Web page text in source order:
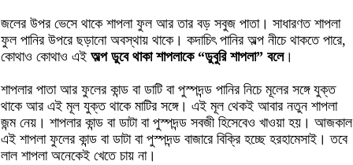
জলের উপর ভেসে থাকে শাপলা ফুল আর তার বড় সবুজ পাতা। সাধারণত শাপলা
ফুল পানির উপরে ছড়ানো অবস্থায় থাকে। কদাচিৎ পানির অল্প নীচে থাকতে পারে,
কোথাও কোথাও এই অল্প ডুবে থাকা শাপলাকে “ডুবুরি শাপলা” বলে।
শাপলার পাতা আর ফুলের কান্ড বা ডাটি বা পুস্পদন্ড পানির নিচে মূলের সঙ্গে যুক্ত
থাকে আর এই মূল যুক্ত থাকে মাটির সঙ্গে। এই মূল থেকই আবার নতুন শাপলা
জন্ম নেয়। শাপলার কান্ড বা ডাটা বা পুস্পদন্ড সবজী হিসেবেও খাওয়া হয়। আজকাল
এই শাপলা ফুলের কান্ড বা ডাটা বা পুস্পদন্ড বাজারে বিক্রি হচ্ছে হরহামেসাই। তবে
লাল শাপলা অনেকেই খেতে চায় না।